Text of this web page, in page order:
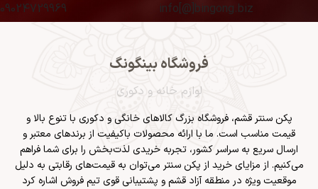
info[@]bingong.biz
09024729969
فروشگاه بینگونگ
لوازم خانه و دکوری
پکن سنتر قشم، فروشگاه بزرگ کالاهای خانگی و دکوری با تنوع بالا و
قیمت مناسب است. ما با ارائه محصولات باکیفیت از برندهای معتبر و
ارسال سریع به سراسر کشور، تجربه خریدی لذت‌بخش را برای شما فراهم
می‌کنیم. از مزایای خرید از پکن سنتر می‌توان به قیمت‌های رقابتی به دلیل
موقعیت ویژه در منطقه آزاد قشم و پشتیبانی قوی تیم فروش اشاره کرد